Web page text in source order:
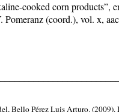
cooked corn products”,
Pomeranz (coord.), vol. x,
Bello Pérez Luis Arturo. (2009).